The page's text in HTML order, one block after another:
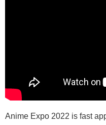
Anime Expo 2022 is fast